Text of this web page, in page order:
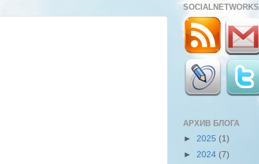
SOCIALNETWORKS
АРХИВ БЛОГА
► 2025 (1)
► 2024 (7)